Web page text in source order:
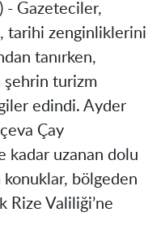
- Gazeteciler,
tarihi zenginliklerini
tanırken,
şehrin turizm
edindi. Ayder
Çay
kadar uzanan dolu
bölgeden
Valiliği’ne